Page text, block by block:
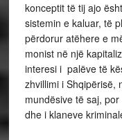
konceptit të tij ajo
sistemin e kaluar, të
përdorur atëhere e
monist në një
interesi i palëve të
zhvillimi i Shqipërisë,
mundësive të saj,
dhe i klaneve